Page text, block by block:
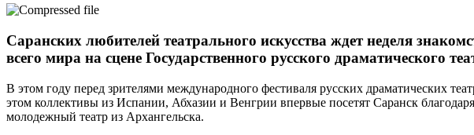
Саранских любителей театрального искусства ждет неделя
всего мира на сцене Государственного русского драматического
В этом году перед зрителями международного фестиваля русских драматических
этом коллективы из Испании, Абхазии и Венгрии впервые посетят Саранск
молодежный театр из Архангельска.